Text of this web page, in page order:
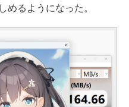
めるようになった。